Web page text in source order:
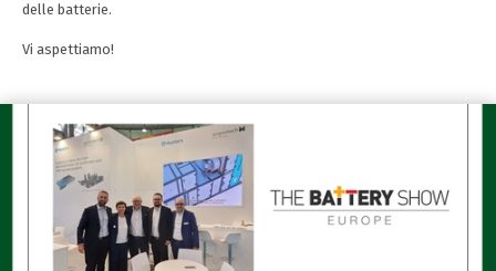
delle batterie.
Vi aspettiamo!